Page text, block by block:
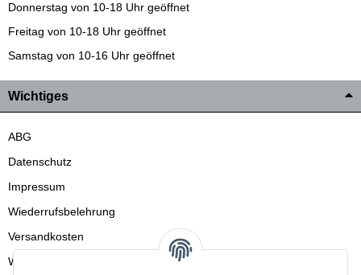
Donnerstag von 10-18 Uhr geöffnet
Freitag von 10-18 Uhr geöffnet
Samstag von 10-16 Uhr geöffnet
Wichtiges
ABG
Datenschutz
Impressum
Wiederrufsbelehrung
Versandkosten
Wir liefern auch in die Schweiz